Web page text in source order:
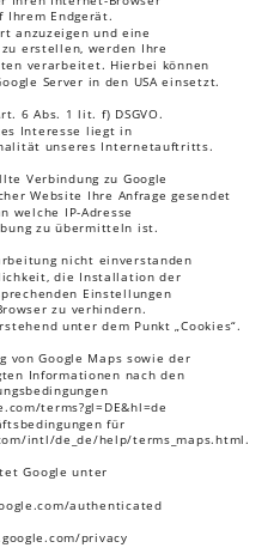
Ihrem Endgerät.
anzuzeigen und eine
erstellen, werden Ihre
verarbeitet. Hierbei können
Server in den USA einsetzt.
6 Abs. 1 lit. f) DSGVO.
Interesse liegt in
unseres Internetauftritts.
Verbindung zu Google
Website Ihre Anfrage gesendet
welche IP-Adresse
zu übermitteln ist.
nicht einverstanden
die Installation der
Einstellungen
zu verhindern.
unter dem Punkt „Cookies“.
von Google Maps sowie der
Informationen nach den
terms?gl=DE&hl=de
für
intl/de_de/help/terms_maps.html.
Google unter
authenticated
privacy